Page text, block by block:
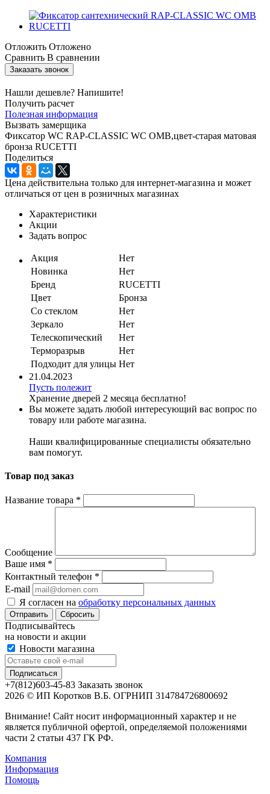
Отложить Отложено
Сравнить В сравнении
Заказать звонок
Нашли дешевле? Напишите!
Получить расчет
Полезная информация
Вызвать замерщика
Фиксатор WC RAP-CLASSIC WC OMB,цвет-старая матовая
бронза RUCETTI
Поделиться
Цена действительна только для интернет-магазина и может
отличаться от цен в розничных магазинах
Характеристики
Акции
Задать вопрос
Акция
Нет
Новинка
Нет
Бренд
RUCETTI
Цвет
Бронза
Со стеклом
Нет
Зеркало
Нет
Телескопический
Нет
Терморазрыв
Нет
Подходит для улицы Нет
21.04.2023
Пусть полежит
Хранение дверей 2 месяца бесплатно!
Вы можете задать любой интересующий вас вопрос по
товару или работе магазина.
Наши квалифицированные специалисты обязательно
вам помогут.
Товар под заказ
Название товара *
Сообщение
Ваше имя *
Контактный телефон *
E-mail
Я согласен на обработку персональных данных
Сбросить
Подписывайтесь
на новости и акции
Новости магазина
+7(812)603-45-83 Заказать звонок
2026 © ИП Коротков В.Б. ОГРНИП 314784726800692
Внимание! Сайт носит информационный характер и не
является публичной офертой, определяемой положениями
части 2 статьи 437 ГК РФ.
Компания
Информация
Помощь